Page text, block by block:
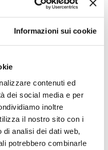
Informazioni sui cookie
contenuti ed
dei social media e per
inoltre
il nostro sito con i
analisi dei dati web,
potrebbero combinarle